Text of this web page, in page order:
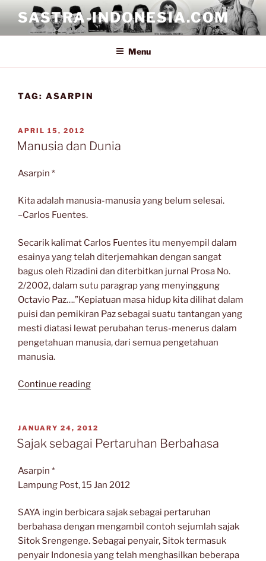
content
SASTRA-INDONESIA.COM
Menu
TAG: ASARPIN
POSTED
ON
APRIL 15, 2012
Manusia dan Dunia
Asarpin *
Kita adalah manusia-manusia yang belum selesai.
–Carlos Fuentes.
Secarik kalimat Carlos Fuentes itu menyempil dalam
esainya yang telah diterjemahkan dengan sangat
bagus oleh Rizadini dan diterbitkan jurnal Prosa No.
2/2002, dalam sutu paragrap yang menyinggung
Octavio Paz….”Kepiatuan masa hidup kita dilihat dalam
puisi dan pemikiran Paz sebagai suatu tantangan yang
mesti diatasi lewat perubahan terus-menerus dalam
pengetahuan manusia, dari semua pengetahuan
manusia.
Continue reading“Manusia
POSTED
ON
JANUARY 24, 2012
Sajak sebagai Pertaruhan Berbahasa
Asarpin *
Lampung Post, 15 Jan 2012
SAYA ingin berbicara sajak sebagai pertaruhan
berbahasa dengan mengambil contoh sejumlah sajak
Sitok Srengenge. Sebagai penyair, Sitok termasuk
penyair Indonesia yang telah menghasilkan beberapa